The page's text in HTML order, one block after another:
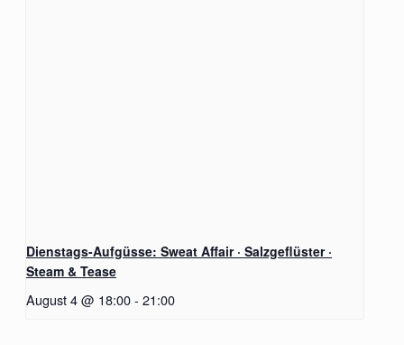
Dienstags-Aufgüsse: Sweat Affair · Salzgeflüster ·
Steam & Tease
August 4 @ 18:00- 21:00